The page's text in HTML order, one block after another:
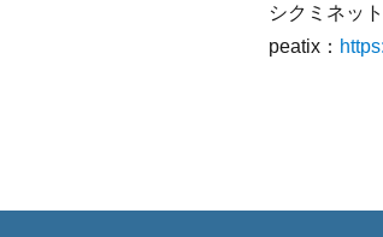
シクミネット
peatix：